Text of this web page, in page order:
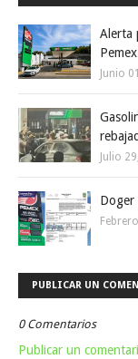
Alerta
Junio
Julio
Doger
PUBLICAR UN
0 Comentarios
Publicar un